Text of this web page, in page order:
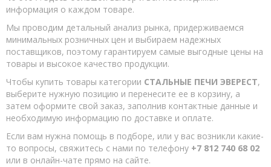
информация о каждом товаре.
Мы проводим детальный анализ рынка, придерживаемся
минимальных розничных цен и выбираем надежных
поставщиков, поэтому гарантируем самые выгодные цены на
товары и высокое качество продукции.
Чтобы купить товары категории СТАЛЬНЫЕ ПЕЧИ ЭВЕРЕСТ,
выберите нужную позицию и перенесите ее в корзину, а
затем оформите свой заказ, заполнив контактные данные и
необходимую информацию по доставке и оплате.
Если вам нужна помощь в подборе, или у вас возникли какие-
то вопросы, свяжитесь с нами по телефону +7 812 740 68 02
или в онлайн-чате прямо на сайте.